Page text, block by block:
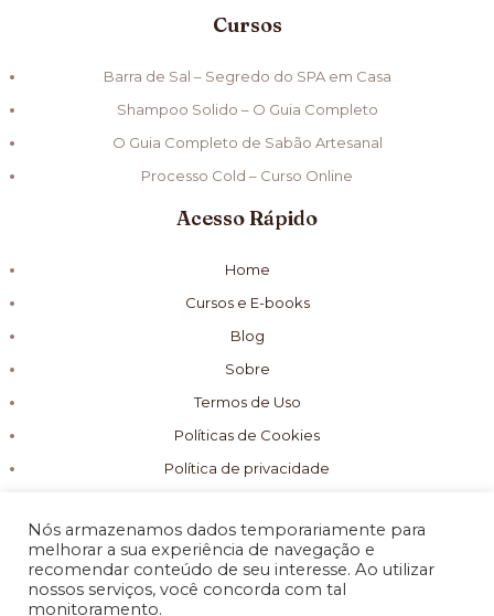
Cursos
Barra de Sal – Segredo do SPA em Casa
Shampoo Solido – O Guia Completo
O Guia Completo de Sabão Artesanal
Processo Cold – Curso Online
Acesso Rápido
Home
Cursos e E-books
Blog
Sobre
Termos de Uso
Políticas de Cookies
Política de privacidade
© 2026 Fórmula Sabão Artesanal
Nós armazenamos dados temporariamente para
melhorar a sua experiência de navegação e
recomendar conteúdo de seu interesse. Ao utilizar
nossos serviços, você concorda com tal
monitoramento.